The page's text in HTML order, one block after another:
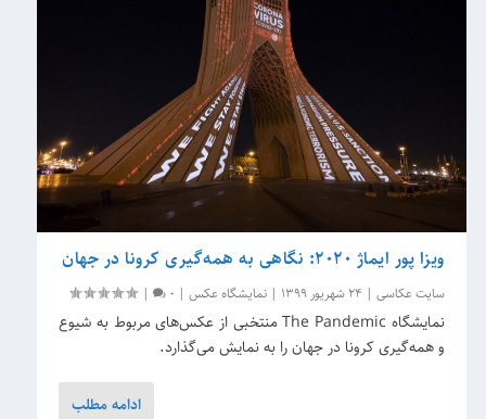
ویزا پور ایماژ 2020: نگاهی به همه‌گیری کرونا در جهان
سایت عکاسی | 24 شهریور 1399 |نمایشگاه عکس |
0
|
نمایشگاه The Pandemic منتخبی از عکس‌های مربوط به شیوع
و همه‌گیری کرونا در جهان را به نمایش می‌گذارد.
ادامه مطلب